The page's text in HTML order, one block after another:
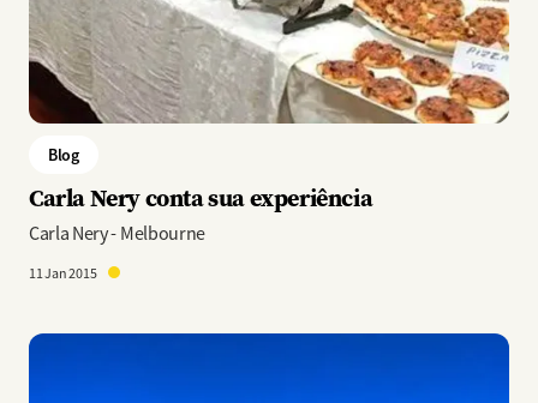
Blog
Carla Nery conta sua experiência
Carla Nery - Melbourne
11 Jan 2015
Imagem